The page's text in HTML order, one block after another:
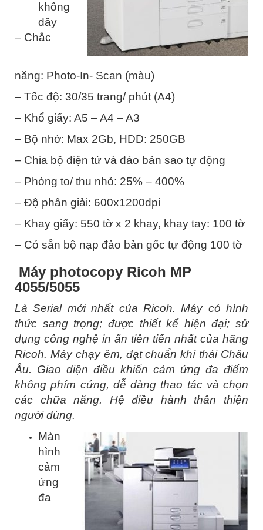
không
dây
– Chắc
năng: Photo-In- Scan (màu)
– Tốc độ: 30/35 trang/ phút (A4)
– Khổ giấy: A5 – A4 – A3
– Bộ nhớ: Max 2Gb, HDD: 250GB
– Chia bộ điện tử và đảo bản sao tự động
– Phóng to/ thu nhỏ: 25% – 400%
– Độ phân giải: 600x1200dpi
– Khay giấy: 550 tờ x 2 khay, khay tay: 100 tờ
– Có sẵn bộ nạp đảo bản gốc tự động 100 tờ
Máy photocopy Ricoh MP
4055/5055
Là Serial mới nhất của Ricoh. Máy có hình
thức sang trọng; được thiết kế hiện đại; sử
dụng công nghệ in ấn tiên tiến nhất của hãng
Ricoh. Máy chạy êm, đạt chuẩn khí thái Châu
Âu. Giao diện điều khiển cảm ứng đa điểm
không phím cứng, dễ dàng thao tác và chọn
các chữa năng. Hệ điều hành thân thiện
người dùng.
Màn
hình
cảm
ứng
đa